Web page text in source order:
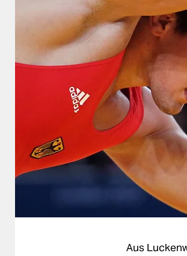
nord
wahrheit
verlag
veranstaltungen
fragen & hilfe
unterstützen
Aus